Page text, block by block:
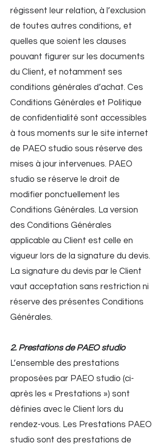
régissent leur relation, à l’exclusion
de toutes autres conditions, et
quelles que soient les clauses
pouvant figurer sur les documents
du Client, et notamment ses
conditions générales d’achat. Ces
Conditions Générales et Politique
de confidentialité sont accessibles
à tous moments sur le site internet
de PAEO studio sous réserve des
mises à jour intervenues. PAEO
studio se réserve le droit de
modifier ponctuellement les
Conditions Générales. La version
des Conditions Générales
applicable au Client est celle en
vigueur lors de la signature du devis.
La signature du devis par le Client
vaut acceptation sans restriction ni
réserve des présentes Conditions
Générales.
2. Prestations de PAEO studio
L’ensemble des prestations
proposées par PAEO studio (ci-
après les « Prestations ») sont
définies avec le Client lors du
rendez-vous. Les Prestations PAEO
studio sont des prestations de